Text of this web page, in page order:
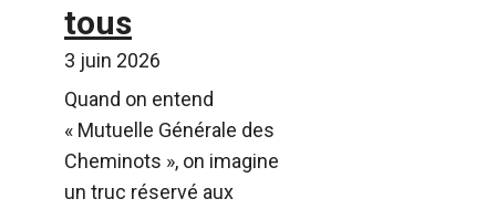
tous
3 juin 2026
Quand on entend
« Mutuelle Générale des
Cheminots », on imagine
un truc réservé aux